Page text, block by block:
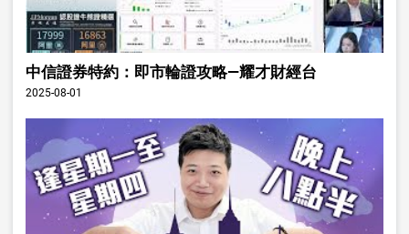
中信證券特約：即市輪證攻略—耀才財經台
2025-08-01